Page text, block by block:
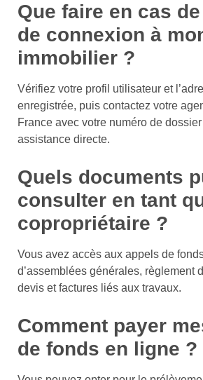
Que faire en cas
de connexion à
immobilier ?
Vérifiez votre profil utilisateur et
enregistrée, puis contactez votre
France avec votre numéro de
assistance directe.
Quels documents
consulter en tant
copropriétaire ?
Vous avez accès aux appels de
d’assemblées générales, règlement
devis et factures liés aux travaux.
Comment payer
de fonds en ligne ?